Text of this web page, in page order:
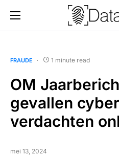
FRAUDE 1 minute read
OM
gevallen
verdachten
mei 13, 2024